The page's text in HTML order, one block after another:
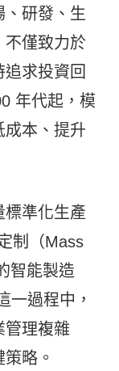
研發、生
不僅致力於
求投資回
年代起，模
成本、提升
標準化生產
制（Mass
智能製造
一過程中，
管理複雜
略。